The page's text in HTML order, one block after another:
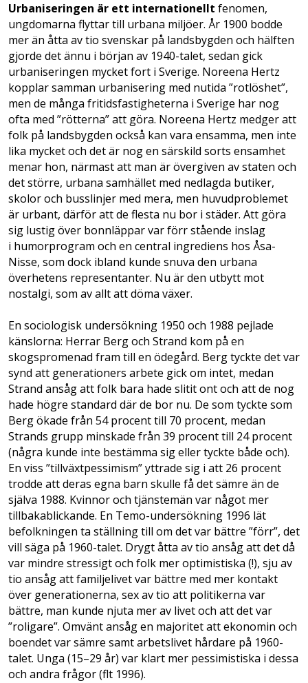
Urbaniseringen är ett internationellt fenomen,
ungdomarna flyttar till urbana miljöer. År 1900 bodde
mer än åtta av tio svenskar på landsbygden och hälften
gjorde det ännu i början av 1940-talet, sedan gick
urbaniseringen mycket fort i Sverige. Noreena Hertz
kopplar samman urbanisering med nutida ”rotlöshet”,
men de många fritidsfastigheterna i Sverige har nog
ofta med ”rötterna” att göra. Noreena Hertz medger att
folk på landsbygden också kan vara ensamma, men inte
lika mycket och det är nog en särskild sorts ensamhet
menar hon, närmast att man är övergiven av staten och
det större, urbana samhället med nedlagda butiker,
skolor och busslinjer med mera, men huvudproblemet
är urbant, därför att de flesta nu bor i städer. Att göra
sig lustig över bonnläppar var förr stående inslag
i humorprogram och en central ingrediens hos Åsa-
Nisse, som dock ibland kunde snuva den urbana
överhetens representanter. Nu är den utbytt mot
nostalgi, som av allt att döma växer.
En sociologisk undersökning 1950 och 1988 pejlade
känslorna: Herrar Berg och Strand kom på en
skogspromenad fram till en ödegård. Berg tyckte det var
synd att generationers arbete gick om intet, medan
Strand ansåg att folk bara hade slitit ont och att de nog
hade högre standard där de bor nu. De som tyckte som
Berg ökade från 54 procent till 70 procent, medan
Strands grupp minskade från 39 procent till 24 procent
(några kunde inte bestämma sig eller tyckte både och).
En viss ”tillväxtpessimism” yttrade sig i att 26 procent
trodde att deras egna barn skulle få det sämre än de
själva 1988. Kvinnor och tjänstemän var något mer
tillbakablickande. En Temo-undersökning 1996 lät
befolkningen ta ställning till om det var bättre ”förr”, det
vill säga på 1960-talet. Drygt åtta av tio ansåg att det då
var mindre stressigt och folk mer optimistiska (!), sju av
tio ansåg att familjelivet var bättre med mer kontakt
över generationerna, sex av tio att politikerna var
bättre, man kunde njuta mer av livet och att det var
”roligare”. Omvänt ansåg en majoritet att ekonomin och
boendet var sämre samt arbetslivet hårdare på 1960-
talet. Unga (15–29 år) var klart mer pessimistiska i dessa
och andra frågor (flt 1996).